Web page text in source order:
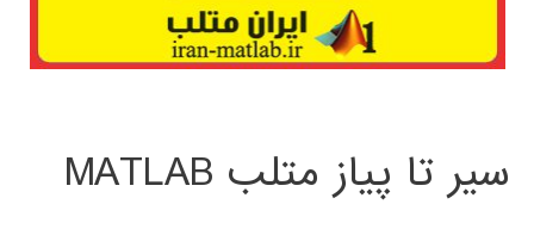
سیر تا پیاز متلب MATLAB